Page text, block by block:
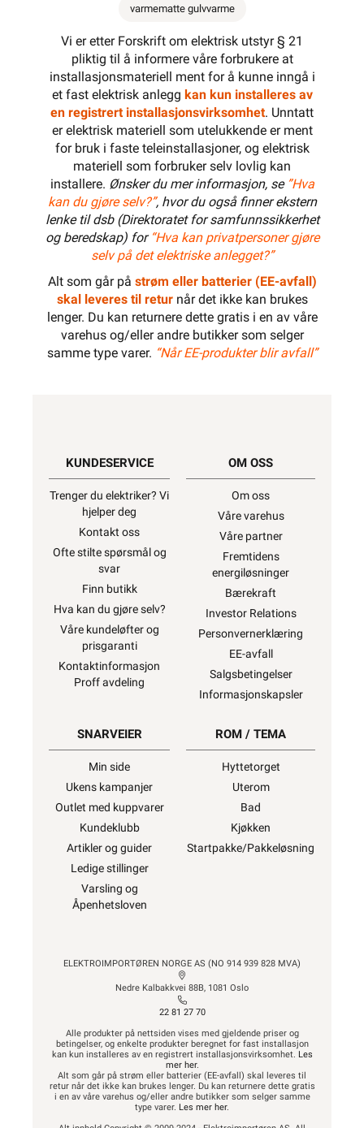
varmematte gulvvarme
Vi er etter Forskrift om elektrisk utstyr § 21
pliktig til å informere våre forbrukere at
installasjonsmateriell ment for å kunne inngå i
et fast elektrisk anlegg kan kun installeres av
en registrert installasjonsvirksomhet. Unntatt
er elektrisk materiell som utelukkende er ment
for bruk i faste teleinstallasjoner, og elektrisk
materiell som forbruker selv lovlig kan
installere. Ønsker du mer informasjon, se ”Hva
kan du gjøre selv?”, hvor du også finner ekstern
lenke til dsb (Direktoratet for samfunnssikkerhet
og beredskap) for “Hva kan privatpersoner gjøre
selv på det elektriske anlegget?”
Alt som går på strøm eller batterier (EE-avfall)
skal leveres til returnår det ikke kan brukes
lenger. Du kan returnere dette gratis i en av våre
varehus og/eller andre butikker som selger
samme type varer. “Når EE-produkter blir avfall”
KUNDESERVICE
Trenger du elektriker? Vi
hjelper deg
Kontakt oss
Ofte stilte spørsmål og
svar
Finn butikk
Hva kan du gjøre selv?
Våre kundeløfter og
prisgaranti
Kontaktinformasjon
Proff avdeling
OM OSS
Om oss
Våre varehus
Våre partner
Fremtidens
energiløsninger
Bærekraft
Investor Relations
Personvernerklæring
EE-avfall
Salgsbetingelser
Informasjonskapsler
SNARVEIER
Min side
Ukens kampanjer
Outlet med kuppvarer
Kundeklubb
Artikler og guider
Ledige stillinger
Varsling og
Åpenhetsloven
ROM / TEMA
Hyttetorget
Uterom
Bad
Kjøkken
Startpakke/Pakkeløsning
ELEKTROIMPORTØREN NORGE AS (NO 914 939 828 MVA)
Nedre Kalbakkvei 88B, 1081 Oslo
22 81 27 70
Alle produkter på nettsiden vises med gjeldende priser og
betingelser, og enkelte produkter beregnet for fast installasjon
kan kun installeres av en registrert installasjonsvirksomhet. Les
mer her.
Alt som går på strøm eller batterier (EE-avfall) skal leveres til
retur når det ikke kan brukes lenger. Du kan returnere dette gratis
i en av våre varehus og/eller andre butikker som selger samme
type varer. Les mer her.